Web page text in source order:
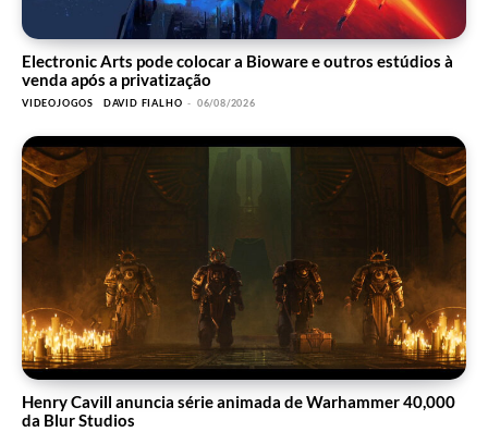
Electronic Arts pode colocar a Bioware e outros estúdios à
venda após a privatização
VIDEOJOGOS DAVID FIALHO - 06/08/2026
Henry Cavill anuncia série animada de Warhammer 40,000
da Blur Studios